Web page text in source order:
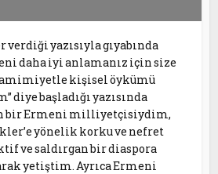
verdiği yazısıyla gıyabında
daha iyi anlamanız için size
kişisel öykümü
diye başladığı yazısında
bir Ermeni milliyetçisiydim,
yönelik korku ve nefret
ve saldırgan bir diaspora
yetiştim. Ayrıca Ermeni